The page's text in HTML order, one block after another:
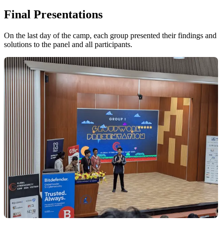
Final Presentations
On the last day of the camp, each group presented their findings and
solutions to the panel and all participants.